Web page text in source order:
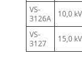
VS-
3126A
10,0 kV
VS-
3127
15,0 kV